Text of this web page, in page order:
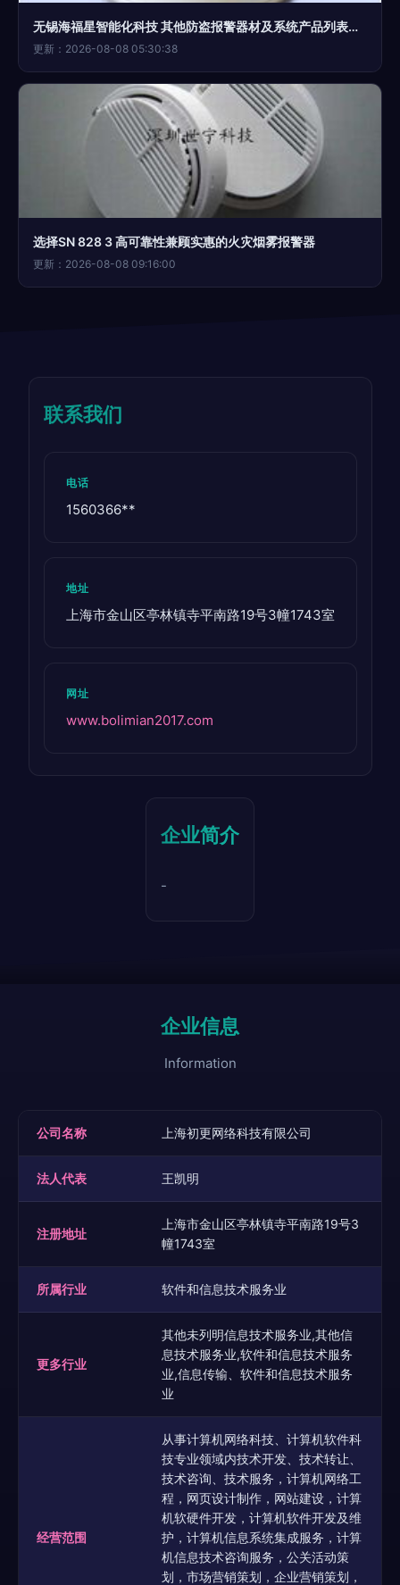
无锡海福星智能化科技 其他防盗报警器材及系统产品列表抢先看
更新：2026-08-08 05:30:38
选择SN 828 3 高可靠性兼顾实惠的火灾烟雾报警器
更新：2026-08-08 09:16:00
联系我们
电话
1560366**
地址
上海市金山区亭林镇寺平南路19号3幢1743室
网址
www.bolimian2017.com
企业简介
-
企业信息
Information
公司名称 上海初更网络科技有限公司
法人代表 王凯明
注册地址
上海市金山区亭林镇寺平南路19号3
幢1743室
所属行业 软件和信息技术服务业
更多行业
其他未列明信息技术服务业,其他信
息技术服务业,软件和信息技术服务
业,信息传输、软件和信息技术服务
业
经营范围
从事计算机网络科技、计算机软件科
技专业领域内技术开发、技术转让、
技术咨询、技术服务，计算机网络工
程，网页设计制作，网站建设，计算
机软硬件开发，计算机软件开发及维
护，计算机信息系统集成服务，计算
机信息技术咨询服务，公关活动策
划，市场营销策划，企业营销策划，